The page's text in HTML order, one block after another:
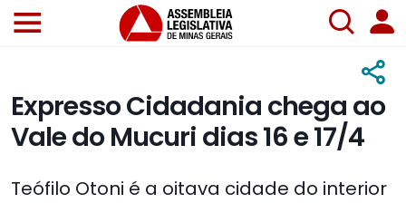
Expresso Cidadania chega ao
Vale do Mucuri dias 16 e 17/4
Teófilo Otoni é a oitava cidade do interior